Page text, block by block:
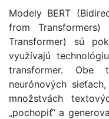
Modely BERT
from Transformers)
Transformer) sú
využívajú
transformer. Obe
neurónových
množstvách
„pochopiť“ a